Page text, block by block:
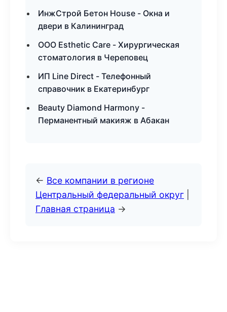
ИнжСтрой Бетон House - Окна и
двери в Калининград
ООО Esthetic Care - Хирургическая
стоматология в Череповец
ИП Line Direct - Телефонный
справочник в Екатеринбург
Beauty Diamond Harmony -
Перманентный макияж в Абакан
← Все компании в регионе
Центральный федеральный округ
Главная страница →